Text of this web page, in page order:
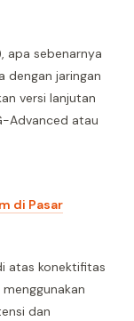
apa sebenarnya
dengan jaringan
versi lanjutan
Advanced atau
di Pasar
atas konektifitas
dan